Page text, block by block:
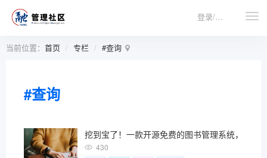
登录/注册
当前位置： 首页 专栏 #查询
#查询
挖到宝了！一款开源免费的图书管理系统，集图
430